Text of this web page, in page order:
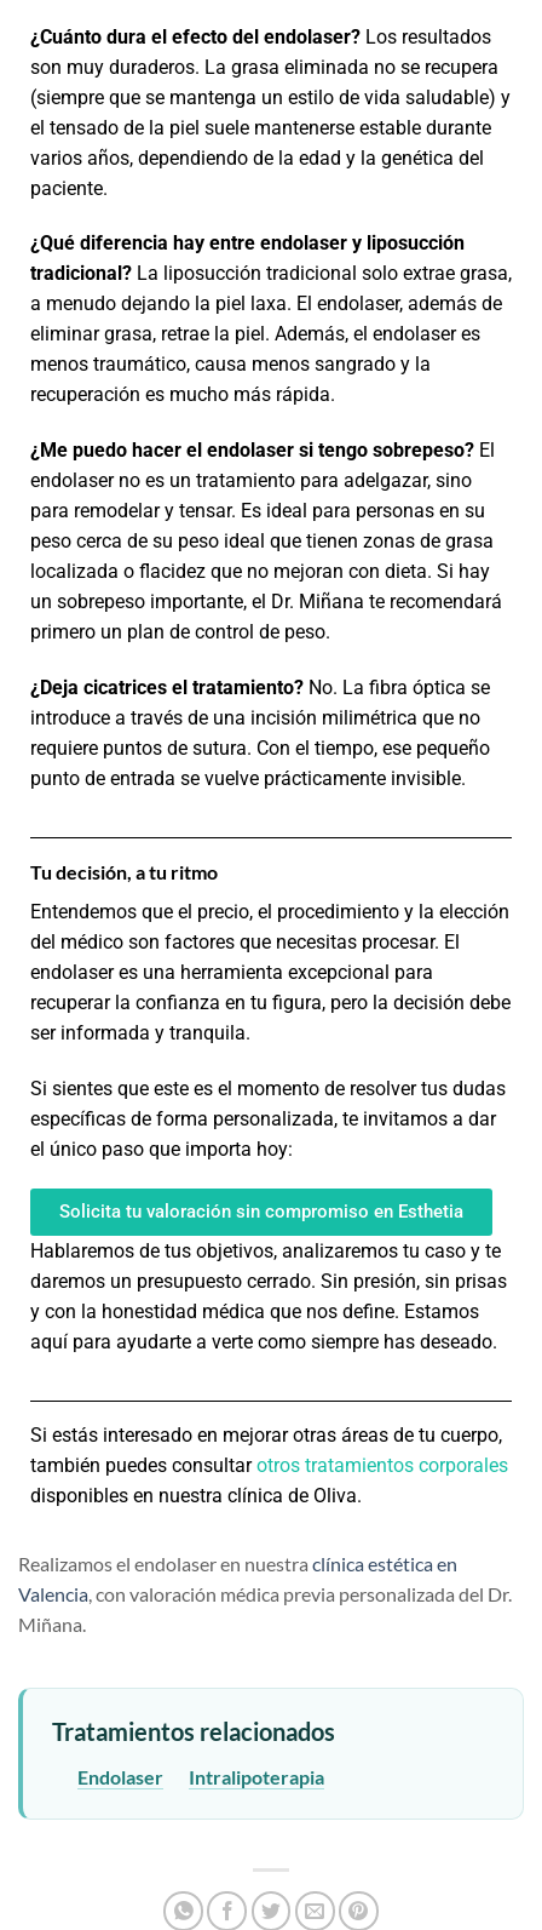
¿Cuánto dura el efecto del endolaser? Los resultados
son muy duraderos. La grasa eliminada no se recupera
(siempre que se mantenga un estilo de vida saludable) y
el tensado de la piel suele mantenerse estable durante
varios años, dependiendo de la edad y la genética del
paciente.
¿Qué diferencia hay entre endolaser y liposucción
tradicional? La liposucción tradicional solo extrae grasa,
a menudo dejando la piel laxa. El endolaser, además de
eliminar grasa, retrae la piel. Además, el endolaser es
menos traumático, causa menos sangrado y la
recuperación es mucho más rápida.
¿Me puedo hacer el endolaser si tengo sobrepeso? El
endolaser no es un tratamiento para adelgazar, sino
para remodelar y tensar. Es ideal para personas en su
peso cerca de su peso ideal que tienen zonas de grasa
localizada o flacidez que no mejoran con dieta. Si hay
un sobrepeso importante, el Dr. Miñana te recomendará
primero un plan de control de peso.
¿Deja cicatrices el tratamiento? No. La fibra óptica se
introduce a través de una incisión milimétrica que no
requiere puntos de sutura. Con el tiempo, ese pequeño
punto de entrada se vuelve prácticamente invisible.
Tu decisión, a tu ritmo
Entendemos que el precio, el procedimiento y la elección
del médico son factores que necesitas procesar. El
endolaser es una herramienta excepcional para
recuperar la confianza en tu figura, pero la decisión debe
ser informada y tranquila.
Si sientes que este es el momento de resolver tus dudas
específicas de forma personalizada, te invitamos a dar
el único paso que importa hoy:
Solicita tu valoración sin compromiso en Esthetia
Hablaremos de tus objetivos, analizaremos tu caso y te
daremos un presupuesto cerrado. Sin presión, sin prisas
y con la honestidad médica que nos define. Estamos
aquí para ayudarte a verte como siempre has deseado.
Si estás interesado en mejorar otras áreas de tu cuerpo,
también puedes consultarotros tratamientos corporales
disponibles en nuestra clínica de Oliva.
Realizamos el endolaser en nuestra clínica estética en
Valencia, con valoración médica previa personalizada del Dr.
Miñana.
Tratamientos relacionados
Endolaser Intralipoterapia